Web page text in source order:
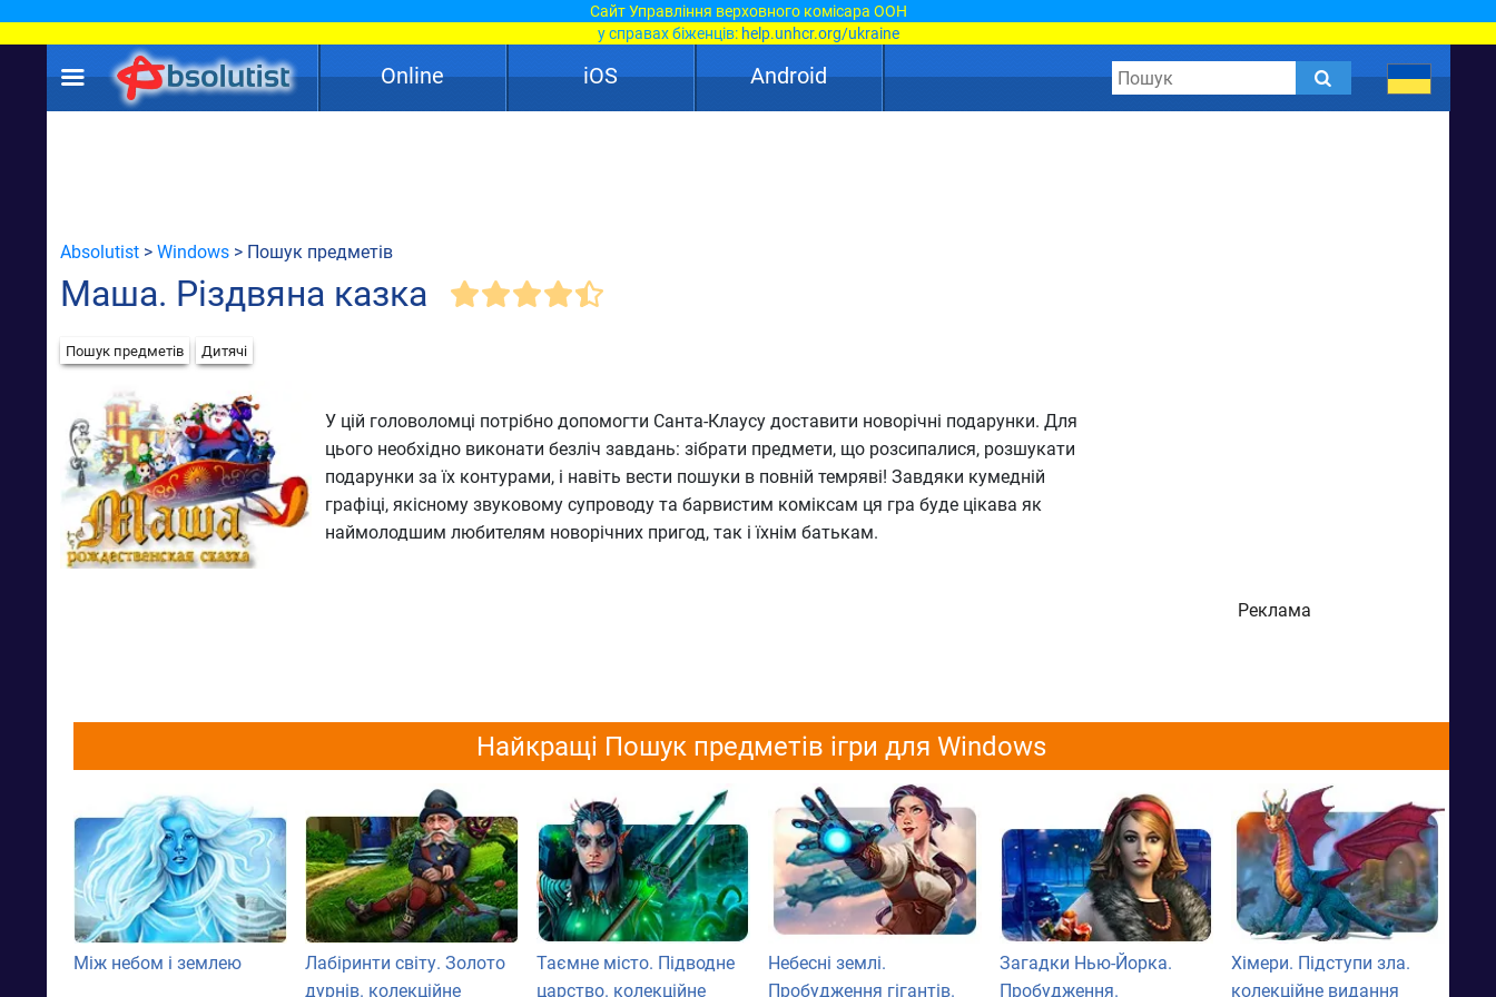
Сайт Управління верховного комісара ООН
у справах біженців: help.unhcr.org/ukraine
Online iOS Android
Absolutist > Windows > Пошук предметів
Маша. Різдвяна казка
Пошук предметів Дитячі
У цій головоломці потрібно допомогти Санта-Клаусу доставити новорічні подарунки. Для
цього необхідно виконати безліч завдань: зібрати предмети, що розсипалися, розшукати
подарунки за їх контурами, і навіть вести пошуки в повній темряві! Завдяки кумедній
графіці, якісному звуковому супроводу та барвистим коміксам ця гра буде цікава як
наймолодшим любителям новорічних пригод, так і їхнім батькам.
Реклама
Найкращі Пошук предметів ігри для Windows
Між небом і землею
Лабіринти світу. Золото
дурнів. колекційне
Таємне місто. Підводне
царство. колекційне
Небесні землі.
Пробудження гігантів.
Загадки Нью-Йорка.
Пробудження.
Хімери. Підступи зла.
колекційне видання